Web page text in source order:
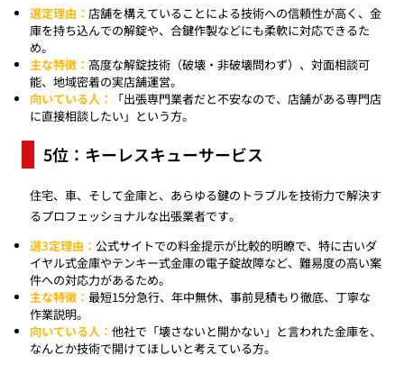
選定理由：店舗を構えていることによる技術への信頼性が高く、金
庫を持ち込んでの解錠や、合鍵作製などにも柔軟に対応できるた
め。
主な特徴：高度な解錠技術（破壊・非破壊問わず）、対面相談可
能、地域密着の実店舗運営。
向いている人：
「出張専門業者だと不安なので、店舗がある専門店
に直接相談したい」という方。
5位：キーレスキューサービス
住宅、車、そして金庫と、あらゆる鍵のトラブルを技術力で解決す
るプロフェッショナルな出張業者です。
選3定理由：公式サイトでの料金提示が比較的明瞭で、特に古いダ
イヤル式金庫やテンキー式金庫の電子錠故障など、難易度の高い案
件への対応力があるため。
主な特徴：最短15分急行、年中無休、事前見積もり徹底、丁寧な
作業説明。
向いている人：他社で「壊さないと開かない」と言われた金庫を、
なんとか技術で開けてほしいと考えている方。